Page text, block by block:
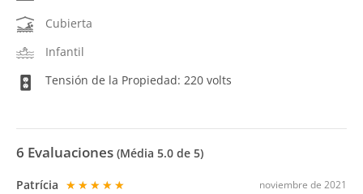
Cubierta
Infantil
Tensión de la Propiedad: 220 volts
6 Evaluaciones (Média 5.0 de 5)
noviembre de 2021
Patrícia ★★★★★